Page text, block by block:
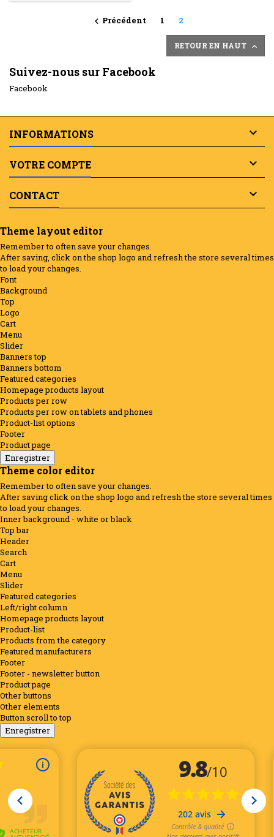
 Précédent 1 2
RETOUR EN HAUT 
Suivez-nous sur Facebook
Facebook
INFORMATIONS 
VOTRE COMPTE 
CONTACT 
Theme layout editor
Remember to often save your changes.
After saving, click on the shop logo and refresh the store several times
to load your changes.
Font
Background
Top
Logo
Cart
Menu
Slider
Banners top
Banners bottom
Featured categories
Homepage products layout
Products per row
Products per row on tablets and phones
Product-list options
Footer
Product page
Theme color editor
Remember to often save your changes.
After saving click on the shop logo and refresh the store several times
to load your changes.
Inner background - white or black
Top bar
Header
Search
Cart
Menu
Slider
Featured categories
Left/right column
Homepage products layout
Product-list
Products from the category
Featured manufacturers
Footer
Footer - newsletter button
Product page
Other buttons
Other elements
Button scroll to top